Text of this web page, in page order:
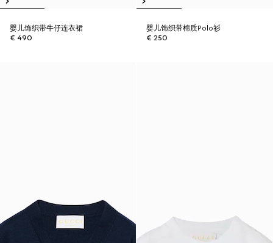
婴儿饰织带牛仔连衣裙
€ 490
婴儿饰织带棉质Polo衫
€ 250